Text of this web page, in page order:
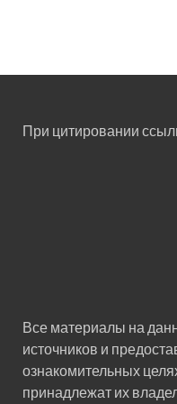
При цитировании
Все материалы на
источников и
ознакомительных
принадлежат их